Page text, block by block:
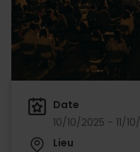
Date
10/10/2025 - 11/
Lieu